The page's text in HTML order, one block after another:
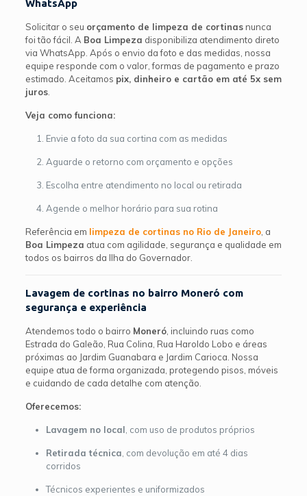
WhatsApp
Solicitar o seu orçamento de limpeza de cortinasnunca
foi tão fácil. A Boa Limpeza disponibiliza atendimento direto
via WhatsApp. Após o envio da foto e das medidas, nossa
equipe responde com o valor, formas de pagamento e prazo
estimado. Aceitamos pix, dinheiro e cartão em até 5x sem
juros.
Veja como funciona:
Envie a foto da sua cortina com as medidas
Aguarde o retorno com orçamento e opções
Escolha entre atendimento no local ou retirada
Agende o melhor horário para sua rotina
Referência em limpeza de cortinas no Rio de Janeiro, a
Boa Limpeza atua com agilidade, segurança e qualidade em
todos os bairros da Ilha do Governador.
Lavagem de cortinas no bairro Moneró com
segurança e experiência
Atendemos todo o bairro Moneró, incluindo ruas como
Estrada do Galeão, Rua Colina, Rua Haroldo Lobo e áreas
próximas ao Jardim Guanabara e Jardim Carioca. Nossa
equipe atua de forma organizada, protegendo pisos, móveis
e cuidando de cada detalhe com atenção.
Oferecemos:
Lavagem no local , com uso de produtos próprios
Retirada técnica , com devolução em até 4 dias
corridos
Técnicos experientes e uniformizados